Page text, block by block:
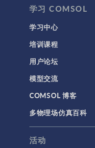
学习 COMSOL
学习中心
培训课程
用户论坛
模型交流
COMSOL 博客
多物理场仿真百科
活动